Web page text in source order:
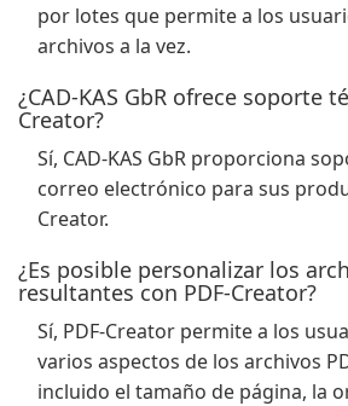
por lotes que permite a los
archivos a la vez.
¿CAD-KAS GbR ofrece soporte
Creator?
Sí, CAD-KAS GbR proporciona
correo electrónico para sus
Creator.
¿Es posible personalizar los
resultantes con PDF-Creator?
Sí, PDF-Creator permite a los
varios aspectos de los archivos
incluido el tamaño de página, la